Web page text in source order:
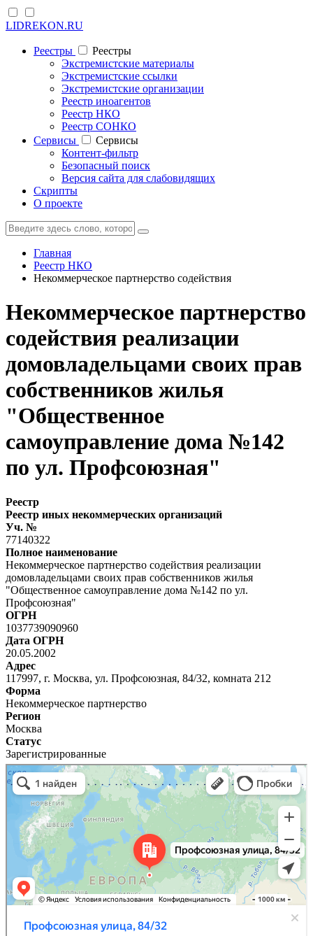
LIDREKON.RU
Реестры
Реестры
Экстремистские материалы
Экстремистские ссылки
Экстремистские организации
Реестр иноагентов
Реестр НКО
Реестр СОНКО
Cервисы
Cервисы
Контент-фильтр
Безопасный поиск
Версия сайта для слабовидящих
Скрипты
О проекте
Главная
Реестр НКО
Некоммерческое партнерство содействия
Некоммерческое партнерство
содействия реализации
домовладельцами своих прав
собственников жилья
"Общественное
самоуправление дома №142
по ул. Профсоюзная"
Реестр
Реестр иных некоммерческих организаций
Уч. №
77140322
Полное наименование
Некоммерческое партнерство содействия реализации
домовладельцами своих прав собственников жилья
"Общественное самоуправление дома №142 по ул.
Профсоюзная"
ОГРН
1037739090960
Дата ОГРН
20.05.2002
Адрес
117997, г. Москва, ул. Профсоюзная, 84/32, комната 212
Форма
Некоммерческое партнерство
Регион
Москва
Статус
Зарегистрированные